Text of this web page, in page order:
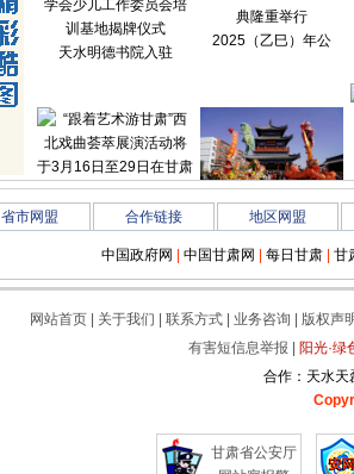
天水明德书院入驻
2025（乙巳）年公
“跟着艺术游甘肃 天水文化旅游嘉年
省市网盟 合作链接 地区网盟
中国政府网 中国甘肃网 每日甘肃| 甘
网站首页| 关于我们 联系方式| 业务咨询 版权声
有害短信息举报
阳光·绿
合作：天水天
甘肃省公安厅